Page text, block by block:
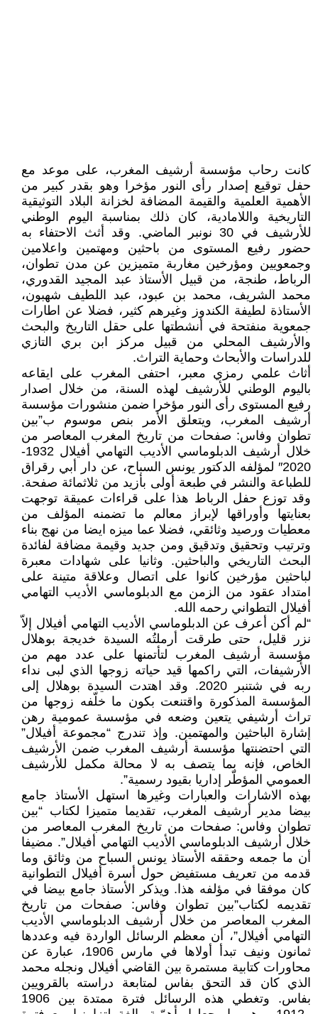
كانت رحاب مؤسسة أرشيف المغرب، على موعد مع
حفل توقيع إصدار رأى النور مؤخرا وهو بقدر كبير من
الأهمية العلمية والقيمة المضافة لخزانة البلاد التوثيقية
التاريخية واللامادية، كان ذلك بمناسبة اليوم الوطني
للأرشيف في 30 نونبر الماضي. وقد أثث الاحتفاء به
حضور رفيع المستوى من باحثين ومهتمين واعلامين
وجمعويين ومؤرخين مغاربة متميزين عن مدن تطوان،
الرباط، طنجة، من قبيل الأستاذ عبد المجيد القدوري،
محمد الشريف، محمد بن عبود، عبد اللطيف شهبون،
الأستاذة لطيفة الكندوز وغيرهم كثير، فضلا عن اطارات
جمعوية منفتحة في أنشطتها على حقل التاريخ والبحث
والأرشيف المحلي من قبيل مركز ابن بري التازي
للدراسات والأبحاث وحماية التراث.
أثاث علمي رمزي معبر، احتفى المغرب على ايقاعه
باليوم الوطني للأرشيف لهذه السنة، من خلال اصدار
رفيع المستوى رأى النور مؤخرا ضمن منشورات مؤسسة
أرشيف المغرب، ويتعلق الأمر بنص موسوم ب”بين
تطوان وفاس: صفحات من تاريخ المغرب المعاصر من
خلال أرشيف الدبلوماسي الأديب التهامي أفيلال 1932-
2020″ لمؤلفه الدكتور يونس السباح، عن دار أبي رقراق
للطباعة والنشر في طبعة أولى بأزيد من ثلاثمائة صفحة.
وقد توزع حفل الرباط هذا على قراءات عميقة توجهت
بعنايتها وأوراقها لإبراز معالم ما تضمنه المؤلف من
معطيات ورصيد وثائقي، فضلا عما ميزه ايضا من نهج بناء
وترتيب وتحقيق وتدقيق ومن جديد وقيمة مضافة لفائدة
البحث التاريخي والباحثين. وثانيا على شهادات معبرة
لباحثين مؤرخين كانوا على اتصال وعلاقة متينة على
امتداد عقود من الزمن مع الدبلوماسي الأديب التهامي
أفيلال التطواني رحمه الله.
“لم أكن أعرف عن الدبلوماسي الأديب التهامي أفيلال إلاّ
نزر قليل، حتى طرقت أرملتُه السيدة خديجة بوهلال
مؤسسة أرشيف المغرب لتأتمنها على عدد مهم من
الأرشيفات، التي راكمها قيد حياته زوجها الذي لبى نداء
ربه في شتنبر 2020. وقد اهتدت السيدة بوهلال إلى
المؤسسة المذكورة واقتنعت بكون ما خلّفه زوجها من
تراث أرشيفي يتعين وضعه في مؤسسة عمومية رهن
إشارة الباحثين والمهتمين. وإذ تندرج “مجموعة أفيلال”
التي احتضنتها مؤسسة أرشيف المغرب ضمن الأرشيف
الخاص، فإنه بما يتصف به لا محالة مكمل للأرشيف
العمومي المؤطّر إداريا بقيود رسمية”.
بهذه الاشارات والعبارات وغيرها استهل الأستاذ جامع
بيضا مدير أرشيف المغرب، تقديما متميزا لكتاب “بين
تطوان وفاس: صفحات من تاريخ المغرب المعاصر من
خلال أرشيف الدبلوماسي الأديب التهامي أفيلال”. مضيفا
أن ما جمعه وحققه الأستاذ يونس السباح من وثائق وما
قدمه من تعريف مستفيض حول أسرة أفيلال التطوانية
كان موفقا في مؤلفه هذا. ويذكر الأستاذ جامع بيضا في
تقديمه لكتاب”بين تطوان وفاس: صفحات من تاريخ
المغرب المعاصر من خلال أرشيف الدبلوماسي الأديب
التهامي أفيلال”، أن معظم الرسائل الواردة فيه وعددها
ثمانون ونيف تبدأ أولاها في مارس 1906، عبارة عن
محاورات كتابية مستمرة بين القاضي أفيلال ونجله محمد
الذي كان قد التحق بفاس لمتابعة دراسته بالقرويين
بفاس. وتغطي هذه الرسائل فترة ممتدة بين 1906